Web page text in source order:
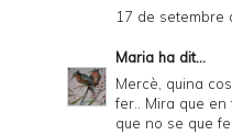
17 de setembre
Maria ha dit...
Mercè, quina
fer.. Mira que
que no se que